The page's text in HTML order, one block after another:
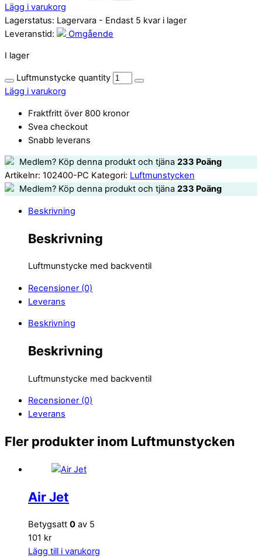
Lägg i varukorg
Lagerstatus: Lagervara - Endast 5 kvar i lager
Leveranstid:
Omgående
I lager
Luftmunstycke quantity
Lägg i varukorg
Fraktfritt över 800 kronor
Svea checkout
Snabb leverans
Medlem? Köp denna produkt och tjäna 233 Poäng
Artikelnr: 102400-PC Kategori: Luftmunstycken
Medlem? Köp denna produkt och tjäna 233 Poäng
Beskrivning
Beskrivning
Luftmunstycke med backventil
Recensioner (0)
Leverans
Beskrivning
Beskrivning
Luftmunstycke med backventil
Recensioner (0)
Leverans
Fler produkter inom Luftmunstycken
Air Jet
Betygsatt 0 av 5
101 kr
Lägg till i varukorg